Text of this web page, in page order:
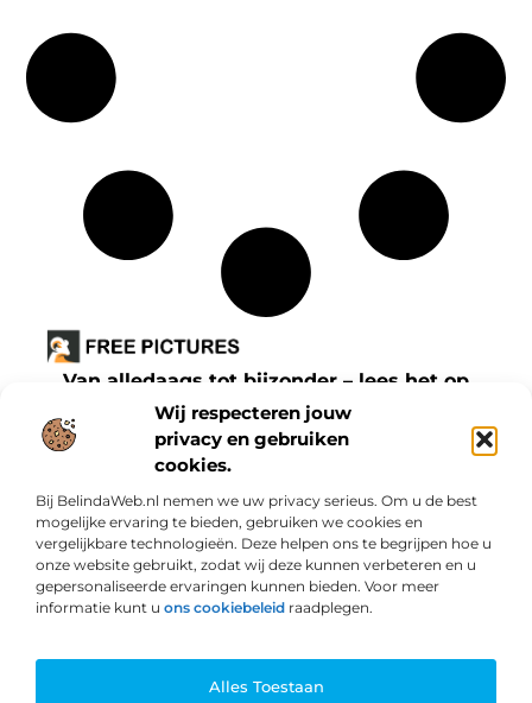
Wij respecteren jouw
privacy en gebruiken
cookies.
Bij BelindaWeb.nl nemen we uw privacy serieus. Om u de best
mogelijke ervaring te bieden, gebruiken we cookies en
vergelijkbare technologieën. Deze helpen ons te begrijpen hoe u
onze website gebruikt, zodat wij deze kunnen verbeteren en u
gepersonaliseerde ervaringen kunnen bieden. Voor meer
informatie kunt u ons cookiebeleid raadplegen.
Alles Toestaan
Van alledaags tot bijzonder – lees het op
freepictures.nl.
Ontdek inspirerende blogs en artikelen over
alles wat het dagelijks leven te bieden heeft.
Bericht categorie
Onze informatie